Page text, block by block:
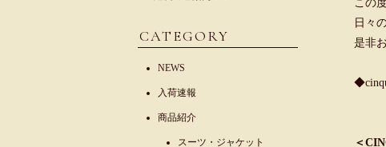
この
日々
是非
＜
CATEGORY
NEWS
入荷速報
商品紹介
スーツ・ジャケット